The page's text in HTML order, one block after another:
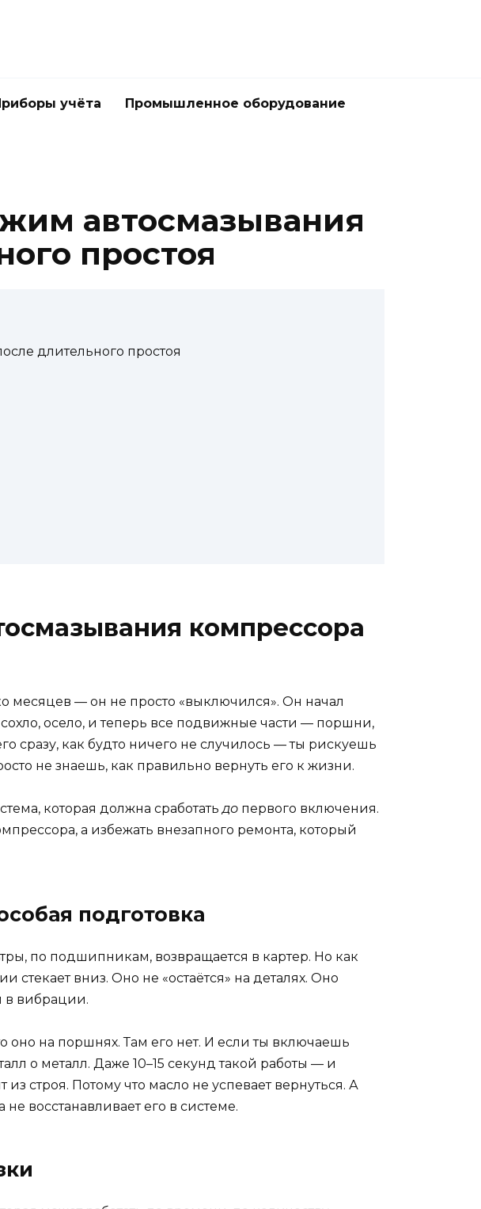
учёта Промышленное оборудование
автосмазывания
простоя
длительного простоя
компрессора
месяцев — он не просто «выключился». Он начал
осело, и теперь все подвижные части — поршни,
как будто ничего не случилось — ты рискуешь
не знаешь, как правильно вернуть его к жизни.
которая должна сработатьдо первого включения.
а избежать внезапного ремонта, который
подготовка
по подшипникам, возвращается в картер. Но как
вниз. Оно не «остаётся» на деталях. Оно
в вибрации.
оно на поршнях. Там его нет. И если ты включаешь
о металл. Даже 10–15 секунд такой работы — и
Потому что масло не успевает вернуться. А
восстанавливает его в системе.